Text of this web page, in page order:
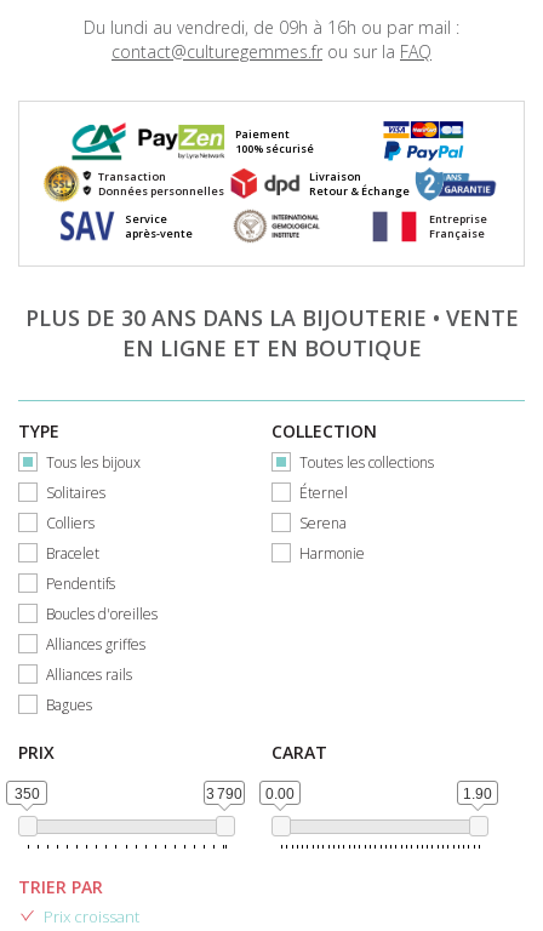
Du lundi au vendredi, de 09h à 16h ou par mail :
contact@culturegemmes.fr ou sur la FAQ
Paiement
100% sécurisé
Transaction
Données personnelles
Livraison
Retour & Échange
Service
après-vente
Entreprise
Française
PLUS DE 30 ANS DANS LA BIJOUTERIE • VENTE
EN LIGNE ET EN BOUTIQUE
TYPE
Tous les bijoux
Solitaires
Colliers
Bracelet
Pendentifs
Boucles d'oreilles
Alliances griffes
Alliances rails
Bagues
COLLECTION
Toutes les collections
Éternel
Serena
Harmonie
PRIX
350 3 790
CARAT
0.00 1.90
TRIER PAR
Prix croissant